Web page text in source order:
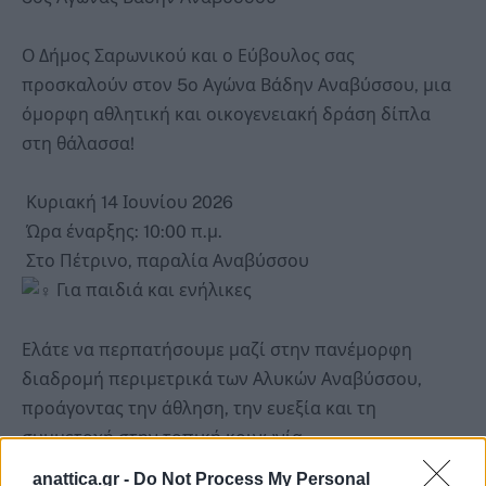
anattica.gr - Do Not Process My Personal
Ο Δήμος Σαρωνικού και ο Εύβουλος σας
προσκαλούν στον 5ο Αγώνα Βάδην Αναβύσσου, μια
όμορφη αθλητική και οικογενειακή δράση δίπλα
στη θάλασσα!
Κυριακή 14 Ιουνίου 2026
Ώρα έναρξης: 10:00 π.μ.
Στο Πέτρινο, παραλία Αναβύσσου
Για παιδιά και ενήλικες
Ελάτε να περπατήσουμε μαζί στην πανέμορφη
διαδρομή περιμετρικά των Αλυκών Αναβύσσου,
προάγοντας την άθληση, την ευεξία και τη
συμμετοχή στην τοπική κοινωνία.